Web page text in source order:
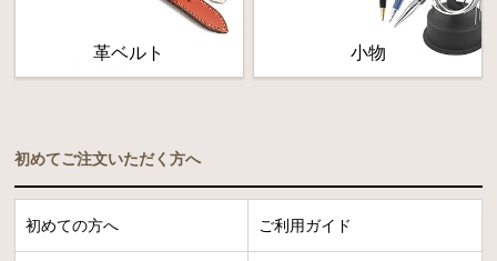
革ベルト 小物
初めてご注文いただく方へ
初めての方へ ご利用ガイド